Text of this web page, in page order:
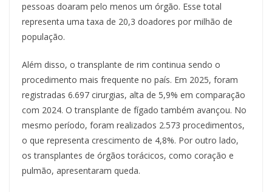
pessoas doaram pelo menos um órgão. Esse total
representa uma taxa de 20,3 doadores por milhão de
população.
Além disso, o transplante de rim continua sendo o
procedimento mais frequente no país. Em 2025, foram
registradas 6.697 cirurgias, alta de 5,9% em comparação
com 2024. O transplante de fígado também avançou. No
mesmo período, foram realizados 2.573 procedimentos,
o que representa crescimento de 4,8%. Por outro lado,
os transplantes de órgãos torácicos, como coração e
pulmão, apresentaram queda.